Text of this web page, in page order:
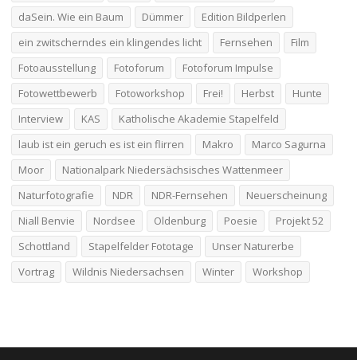
daSein. Wie ein Baum
Dümmer
Edition Bildperlen
ein zwitscherndes ein klingendes licht
Fernsehen
Film
Fotoausstellung
Fotoforum
Fotoforum Impulse
Fotowettbewerb
Fotoworkshop Frei! Herbst
Hunte
Interview
KAS
Katholische Akademie Stapelfeld
laub ist ein geruch es ist ein flirren
Makro
Marco Sagurna
Moor
Nationalpark Niedersächsisches Wattenmeer
Naturfotografie
NDR NDR-Fernsehen
Neuerscheinung
Niall Benvie
Nordsee Oldenburg Poesie
Projekt 52
Schottland
Stapelfelder Fototage
Unser Naturerbe
Vortrag
Wildnis Niedersachsen Winter Workshop